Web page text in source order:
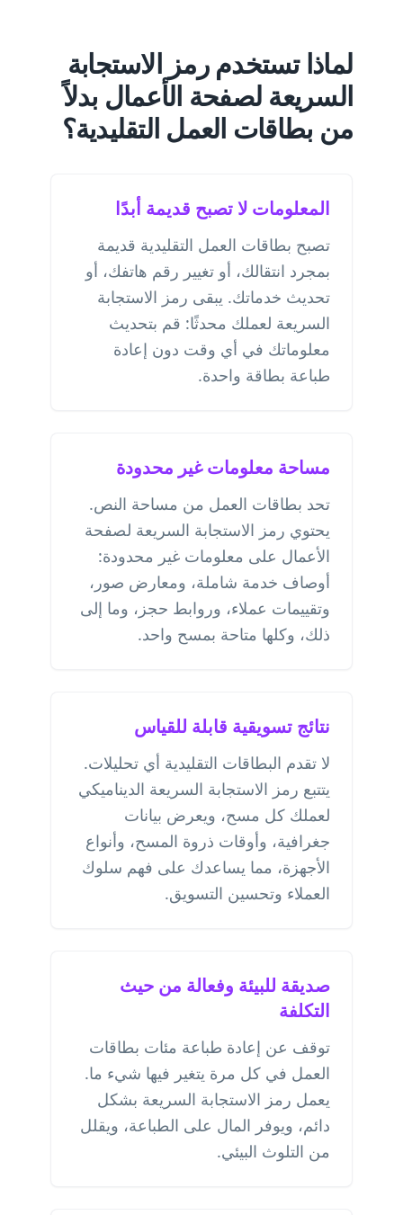
لماذا تستخدم رمز الاستجابة
السريعة لصفحة الأعمال بدلاً
من بطاقات العمل التقليدية؟
المعلومات لا تصبح قديمة أبدًا
تصبح بطاقات العمل التقليدية قديمة
بمجرد انتقالك، أو تغيير رقم هاتفك، أو
تحديث خدماتك. يبقى رمز الاستجابة
السريعة لعملك محدثًا: قم بتحديث
معلوماتك في أي وقت دون إعادة
طباعة بطاقة واحدة.
مساحة معلومات غير محدودة
تحد بطاقات العمل من مساحة النص.
يحتوي رمز الاستجابة السريعة لصفحة
الأعمال على معلومات غير محدودة:
أوصاف خدمة شاملة، ومعارض صور،
وتقييمات عملاء، وروابط حجز، وما إلى
ذلك، وكلها متاحة بمسح واحد.
نتائج تسويقية قابلة للقياس
لا تقدم البطاقات التقليدية أي تحليلات.
يتتبع رمز الاستجابة السريعة الديناميكي
لعملك كل مسح، ويعرض بيانات
جغرافية، وأوقات ذروة المسح، وأنواع
الأجهزة، مما يساعدك على فهم سلوك
العملاء وتحسين التسويق.
صديقة للبيئة وفعالة من حيث
التكلفة
توقف عن إعادة طباعة مئات بطاقات
العمل في كل مرة يتغير فيها شيء ما.
يعمل رمز الاستجابة السريعة بشكل
دائم، ويوفر المال على الطباعة، ويقلل
من التلوث البيئي.